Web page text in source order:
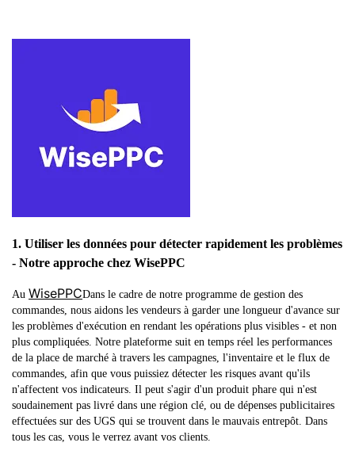
1. Utiliser les données pour détecter rapidement les problèmes
- Notre approche chez WisePPC
Au WisePPCDans le cadre de notre programme de gestion des
commandes, nous aidons les vendeurs à garder une longueur d'avance sur
les problèmes d'exécution en rendant les opérations plus visibles - et non
plus compliquées. Notre plateforme suit en temps réel les performances
de la place de marché à travers les campagnes, l'inventaire et le flux de
commandes, afin que vous puissiez détecter les risques avant qu'ils
n'affectent vos indicateurs. Il peut s'agir d'un produit phare qui n'est
soudainement pas livré dans une région clé, ou de dépenses publicitaires
effectuées sur des UGS qui se trouvent dans le mauvais entrepôt. Dans
tous les cas, vous le verrez avant vos clients.